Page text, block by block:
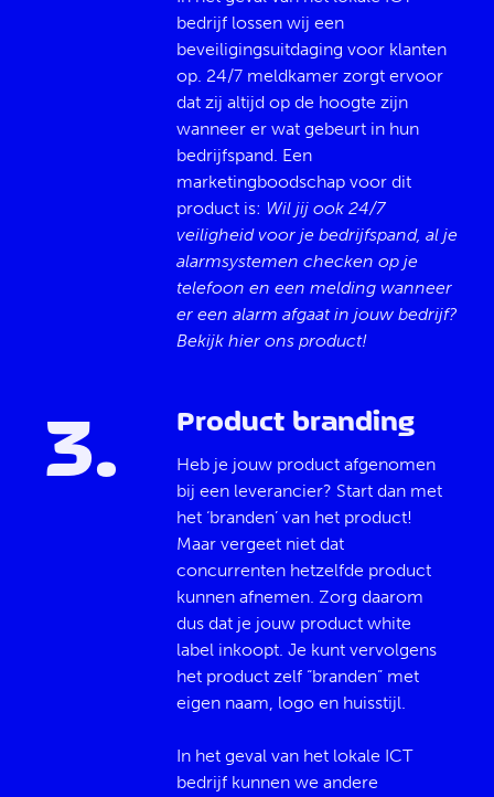
bedrijf lossen wij een
beveiligingsuitdaging voor klanten
op. 24/7 meldkamer zorgt ervoor
dat zij altijd op de hoogte zijn
wanneer er wat gebeurt in hun
bedrijfspand. Een
marketingboodschap voor dit
product is: Wil jij ook 24/7
veiligheid voor je bedrijfspand, al je
alarmsystemen checken op je
telefoon en een melding wanneer
er een alarm afgaat in jouw bedrijf?
Bekijk hier ons product!
3. Product branding
Heb je jouw product afgenomen
bij een leverancier? Start dan met
het ‘branden’ van het product!
Maar vergeet niet dat
concurrenten hetzelfde product
kunnen afnemen. Zorg daarom
dus dat je jouw product white
label inkoopt. Je kunt vervolgens
het product zelf “branden” met
eigen naam, logo en huisstijl.
In het geval van het lokale ICT
bedrijf kunnen we andere